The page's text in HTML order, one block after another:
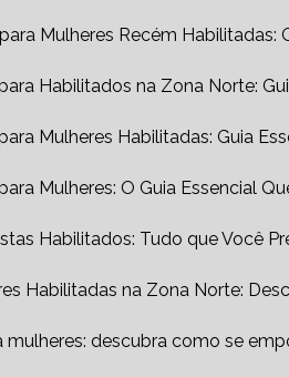
Mulheres Recém Habilitadas:
Habilitados na Zona Norte:
Mulheres Habilitadas: Guia
Mulheres: O Guia Essencial
Habilitados: Tudo que Você
Habilitadas na Zona Norte:
mulheres: descubra como se